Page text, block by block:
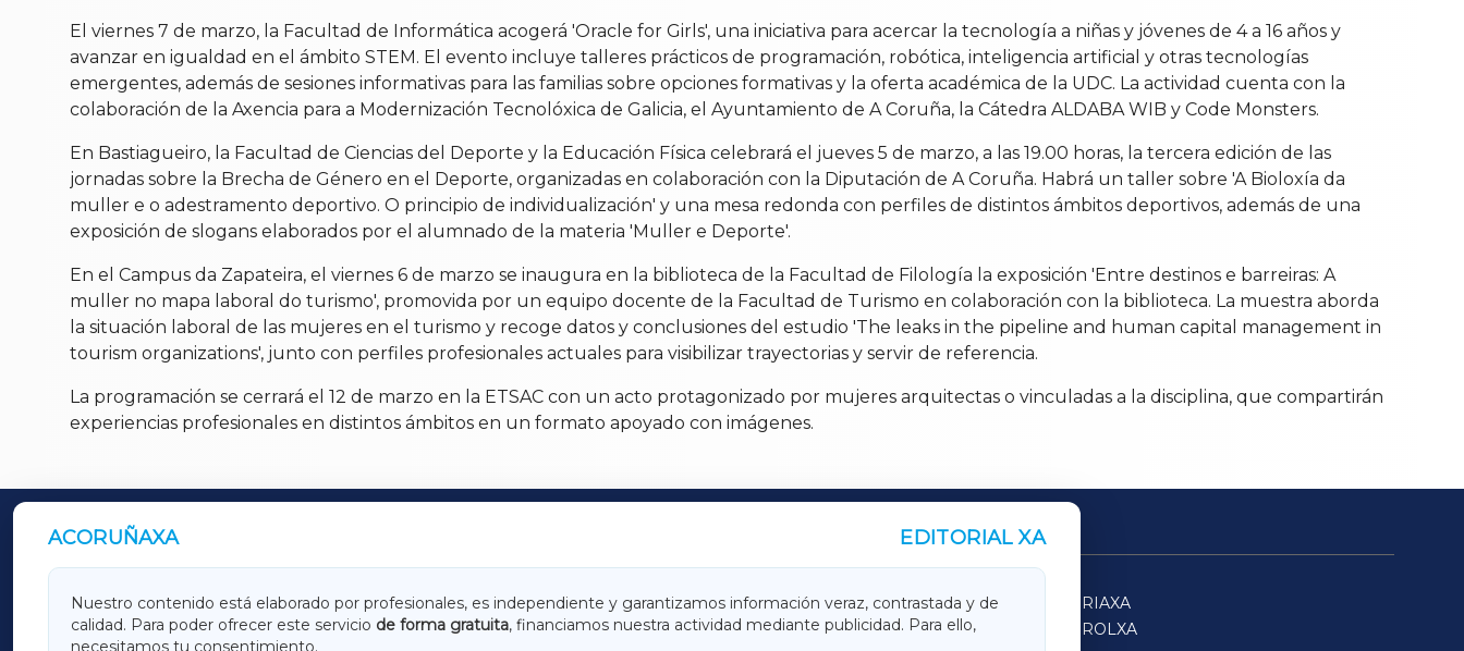
El viernes 7 de marzo, la Facultad de Informática acogerá 'Oracle for Girls', una iniciativa para acercar la tecnología a niñas y jóvenes de 4 a 16 años y
avanzar en igualdad en el ámbito STEM. El evento incluye talleres prácticos de programación, robótica, inteligencia artificial y otras tecnologías
emergentes, además de sesiones informativas para las familias sobre opciones formativas y la oferta académica de la UDC. La actividad cuenta con la
colaboración de la Axencia para a Modernización Tecnolóxica de Galicia, el Ayuntamiento de A Coruña, la Cátedra ALDABA WIB y Code Monsters.
En Bastiagueiro, la Facultad de Ciencias del Deporte y la Educación Física celebrará el jueves 5 de marzo, a las 19.00 horas, la tercera edición de las
jornadas sobre la Brecha de Género en el Deporte, organizadas en colaboración con la Diputación de A Coruña. Habrá un taller sobre 'A Bioloxía da
muller e o adestramento deportivo. O principio de individualización' y una mesa redonda con perfiles de distintos ámbitos deportivos, además de una
exposición de slogans elaborados por el alumnado de la materia 'Muller e Deporte'.
En el Campus da Zapateira, el viernes 6 de marzo se inaugura en la biblioteca de la Facultad de Filología la exposición 'Entre destinos e barreiras: A
muller no mapa laboral do turismo', promovida por un equipo docente de la Facultad de Turismo en colaboración con la biblioteca. La muestra aborda
la situación laboral de las mujeres en el turismo y recoge datos y conclusiones del estudio 'The leaks in the pipeline and human capital management in
tourism organizations', junto con perfiles profesionales actuales para visibilizar trayectorias y servir de referencia.
La programación se cerrará el 12 de marzo en la ETSAC con un acto protagonizado por mujeres arquitectas o vinculadas a la disciplina, que compartirán
experiencias profesionales en distintos ámbitos en un formato apoyado con imágenes.
ACORUÑAXA EDITORIAL XA
Nuestro contenido está elaborado por profesionales, es independiente y garantizamos información veraz, contrastada y de
calidad. Para poder ofrecer este servicio de forma gratuita, financiamos nuestra actividad mediante publicidad. Para ello,
OUTROS PERIÓDICOS
GALICIAXA LUGOXA TERRACHAXA
SARRIAXA
AMARIÑAXA
RIBEIRASACRAXA ACORUÑAXA
FERROLXA